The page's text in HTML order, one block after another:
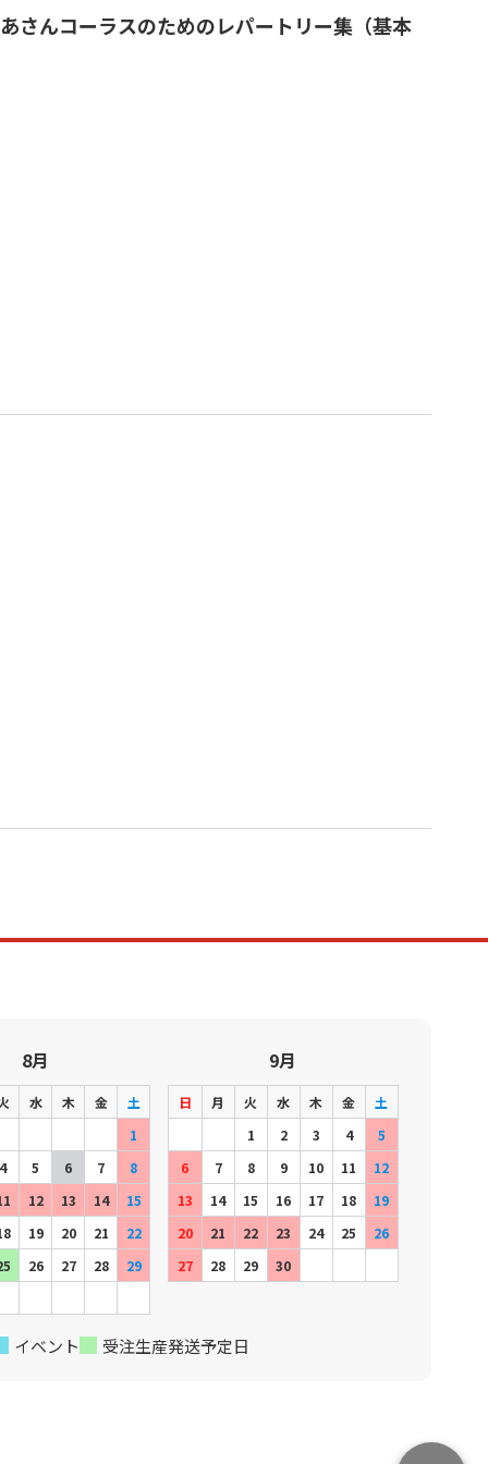
んコーラスのためのレパートリー集（基本
8月
水 木 金
土
1
4
5 6 7
8
12 13 14
15
19 20 21
22
26 27 28 29
9月
日 月 火 水 木 金
土
1
2 3 4
5
6
7 8 9 10 11
12
13
14 15 16 17 18
19
20
21 22 23 24 25
26
27
28 29 30
イベント 受注生産発送予定日